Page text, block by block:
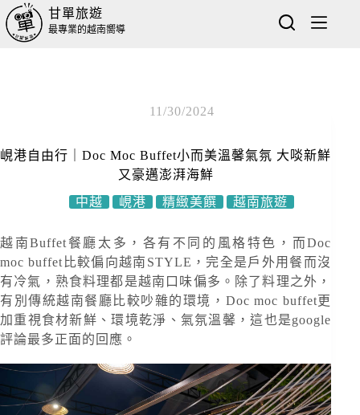
甘單旅遊
最專業的越南嚮導
11/30/2024
峴港自由行｜Doc Moc Buffet小而美溫馨氣氛 大啖新鮮
又豪邁澎湃海鮮
中越
峴港 精緻美饌 越南旅遊
越南Buffet餐廳太多，各有不同的風格特色，而Doc
moc buffet比較偏向越南STYLE，完全是戶外用餐而沒
有冷氣，熟食料理都是越南口味偏多。除了料理之外，
有別傳統越南餐廳比較吵雜的環境，Doc moc buffet更
加重視食材新鮮、環境乾淨、氣氛溫馨，這也是google
評論最多正面的回應。